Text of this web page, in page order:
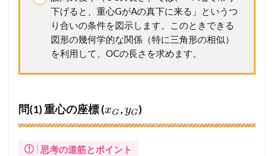
下げると、重心GがAの真下に来る」というつ
り合いの条件を図示します。このときできる
図形の幾何学的な関係（特に三角形の相似）
を利用して、OCの長さを求めます。
問(1) 重心の座標 (xG , yG)
思考の道筋とポイント